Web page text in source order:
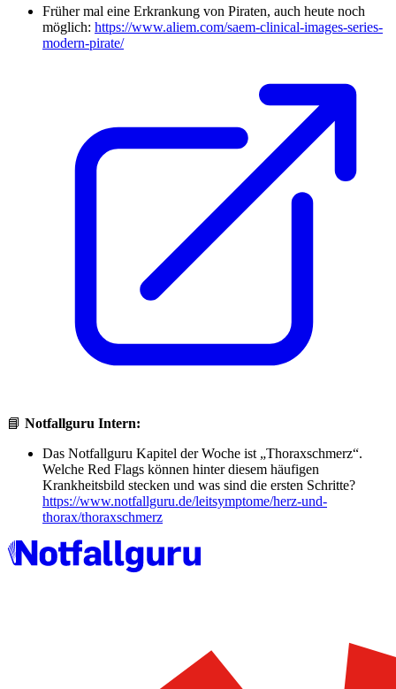
Früher mal eine Erkrankung von Piraten, auch heute noch
möglich: https://www.aliem.com/saem-clinical-images-series-
modern-pirate/
📘 Notfallguru Intern:
Das Notfallguru Kapitel der Woche ist „Thoraxschmerz“.
Welche Red Flags können hinter diesem häufigen
Krankheitsbild stecken und was sind die ersten Schritte?
https://www.notfallguru.de/leitsymptome/herz-und-
thorax/thoraxschmerz